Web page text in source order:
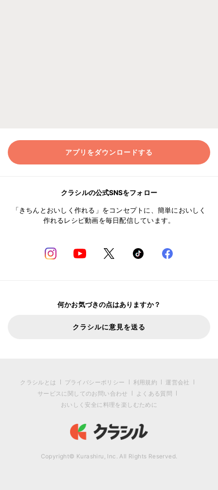
アプリをダウンロードする
クラシルの公式SNSをフォロー
「きちんとおいしく作れる」をコンセプトに、簡単においしく
作れるレシピ動画を毎日配信しています。
何かお気づきの点はありますか？
クラシルに意見を送る
クラシルとは プライバシーポリシー 利用規約
運営会社
サービスに関してのお問い合わせ
よくある質問
おいしく安全に料理を楽しむために
Copyright© Kurashiru, Inc. All Rights Reserved.